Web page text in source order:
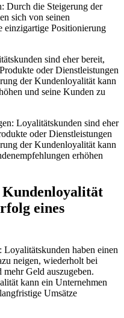
Durch die Steigerung der
sich von seinen
einzigartige Positionierung
sind eher bereit,
oder Dienstleistungen
der Kundenloyalität kann
und seine Kunden zu
Loyalitätskunden sind eher
oder Dienstleistungen
der Kundenloyalität kann
erhöhen
Kundenloyalität
eines
haben einen
neigen, wiederholt bei
Geld auszugeben.
kann ein Unternehmen
Umsätze